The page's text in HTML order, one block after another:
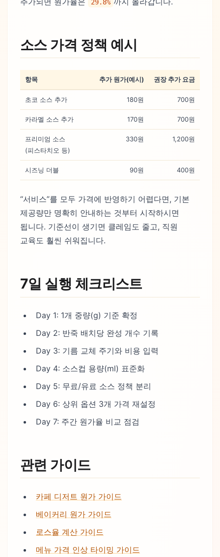
29.8%
소스 가격 정책 예시
항목 추가 원가(예시) 권장 추가 요금
초코 소스 추가 180원 700원
카라멜 소스 추가 170원 700원
프리미엄 소스
(피스타치오 등)
330원 1,200원
시즈닝 더블 90원 400원
“서비스”를 모두 가격에 반영하기 어렵다면, 기본
제공량만 명확히 안내하는 것부터 시작하시면
됩니다. 기준선이 생기면 클레임도 줄고, 직원
교육도 훨씬 쉬워집니다.
7일 실행 체크리스트
Day 1: 1개 중량(g) 기준 확정
Day 2: 반죽 배치당 완성 개수 기록
Day 3: 기름 교체 주기와 비용 입력
Day 4: 소스컵 용량(ml) 표준화
Day 5: 무료/유료 소스 정책 분리
Day 6: 상위 옵션 3개 가격 재설정
Day 7: 주간 원가율 비교 점검
관련 가이드
카페 디저트 원가 가이드
베이커리 원가 가이드
로스율 계산 가이드
메뉴 가격 인상 타이밍 가이드